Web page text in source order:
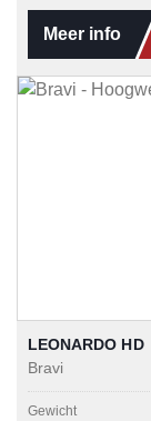
Meer info
LEONARDO HD
Bravi
Gewicht